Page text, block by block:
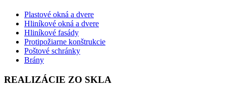
Plastové okná a dvere
Hliníkové okná a dvere
Hliníkové fasády
Protipožiarne konštrukcie
Poštové schránky
Brány
REALIZÁCIE ZO SKLA